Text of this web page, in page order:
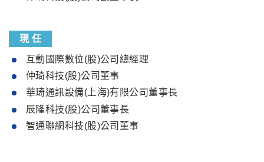
現 任
互動國際數位(股)公司總經理
仲琦科技(股)公司董事
華琦通訊設備(上海)有限公司董事長
辰隆科技(股)公司董事長
智通聯網科技(股)公司董事